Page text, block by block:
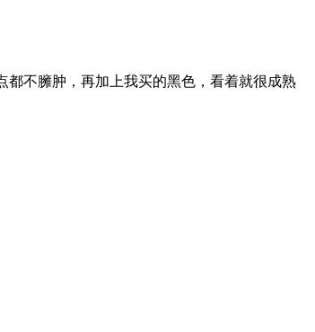
不臃肿，再加上我买的黑色，看着就很成熟